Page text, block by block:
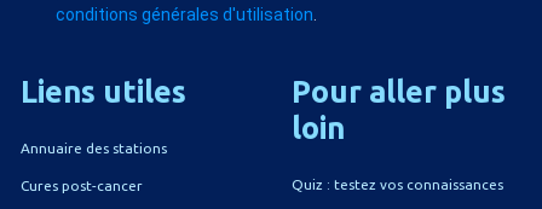
conditions générales d'utilisation
Liens utiles
Annuaire des stations
Cures post-cancer
Pour aller plus
loin
Quiz : testez vos connaissances